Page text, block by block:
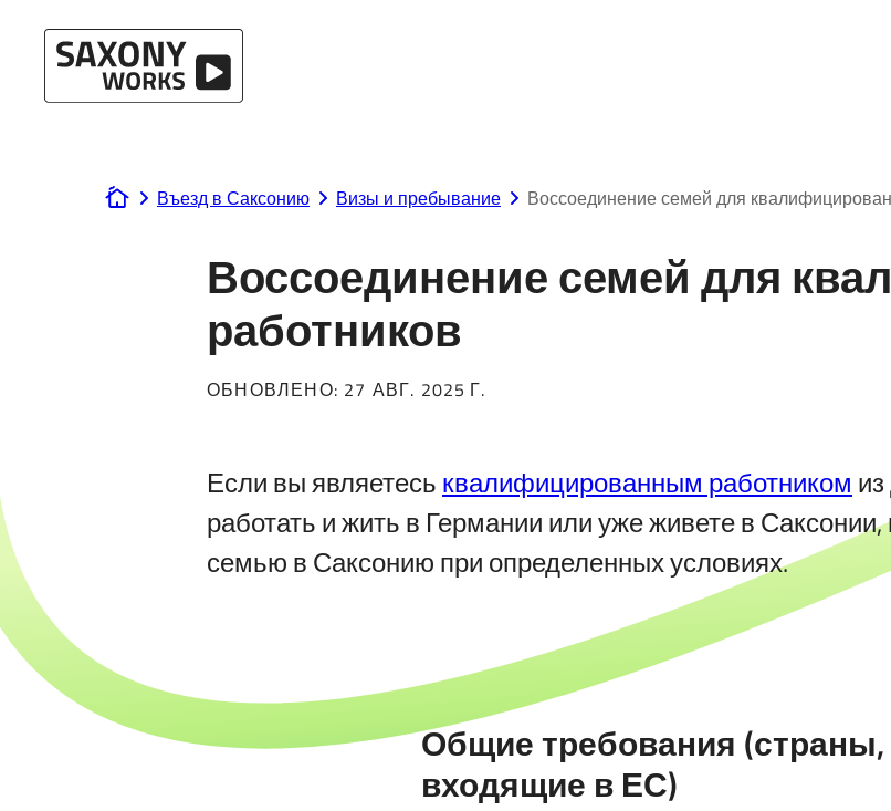
www.saxony-works.com
Въезд в Саксонию Визы и пребывание Воссоединение семей для
Воссоединение семей для
работников
ОБНОВЛЕНО: 27 АВГ. 2025 Г.
Если вы являетеськвалифицированным работником
работать и жить в Германии или уже живете в
семью в Саксонию при определенных условиях.
Общие требования (страны,
входящие в ЕС)